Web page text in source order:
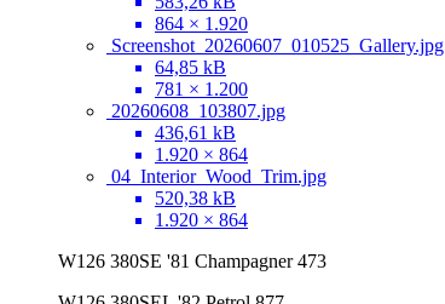
864 × 1.920
Screenshot_20260607_010525_Gallery.jpg
64,85 kB
781 × 1.200
20260608_103807.jpg
436,61 kB
1.920 × 864
04_Interior_Wood_Trim.jpg
520,38 kB
1.920 × 864
W126 380SE '81 Champagner 473